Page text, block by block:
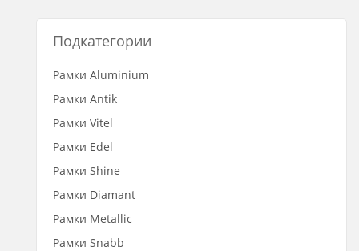
Подкатегории
Рамки Aluminium
Рамки Antik
Рамки Vitel
Рамки Edel
Рамки Shine
Рамки Diamant
Рамки Metallic
Рамки Snabb